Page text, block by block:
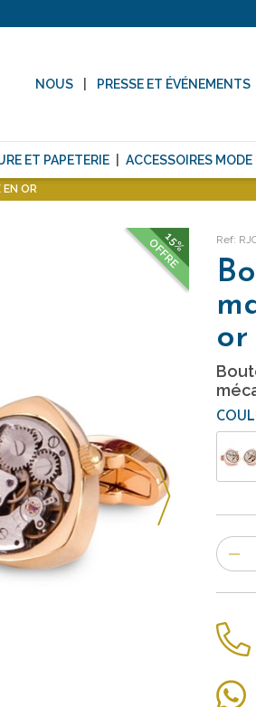
NOUS PRESSE ET ÉVÉNEMENTS
ET PAPETERIE ACCESSOIRES MODE
OR
15%
OFFRE Ref:
or
Nombre